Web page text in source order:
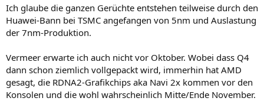
Ich glaube die ganzen Gerüchte entstehen teilweise durch den
Huawei-Bann bei TSMC angefangen von 5nm und Auslastung
der 7nm-Produktion.
Vermeer erwarte ich auch nicht vor Oktober. Wobei dass Q4
dann schon ziemlich vollgepackt wird, immerhin hat AMD
gesagt, die RDNA2-Grafikchips aka Navi 2x kommen vor den
Konsolen und die wohl wahrscheinlich Mitte/Ende November.